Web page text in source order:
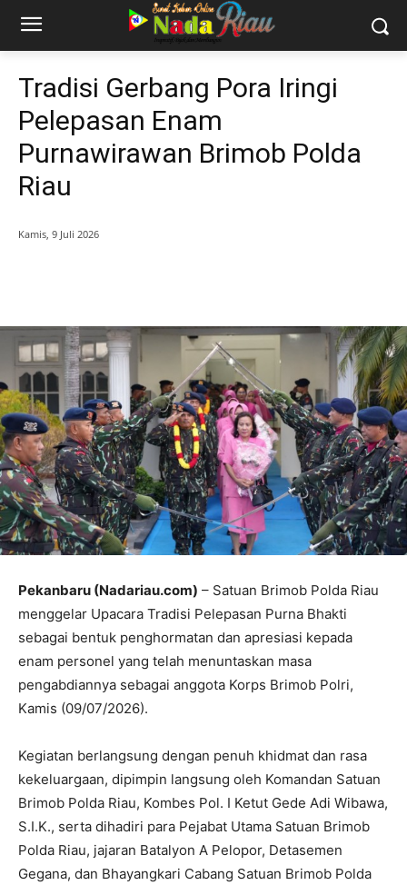
Tradisi Gerbang Pora Iringi
Pelepasan Enam
Purnawirawan Brimob Polda
Riau
Kamis, 9 Juli 2026
Pekanbaru (Nadariau.com) – Satuan Brimob Polda Riau
menggelar Upacara Tradisi Pelepasan Purna Bhakti
sebagai bentuk penghormatan dan apresiasi kepada
enam personel yang telah menuntaskan masa
pengabdiannya sebagai anggota Korps Brimob Polri,
Kamis (09/07/2026).
Kegiatan berlangsung dengan penuh khidmat dan rasa
kekeluargaan, dipimpin langsung oleh Komandan Satuan
Brimob Polda Riau, Kombes Pol. I Ketut Gede Adi Wibawa,
S.I.K., serta dihadiri para Pejabat Utama Satuan Brimob
Polda Riau, jajaran Batalyon A Pelopor, Detasemen
Gegana, dan Bhayangkari Cabang Satuan Brimob Polda